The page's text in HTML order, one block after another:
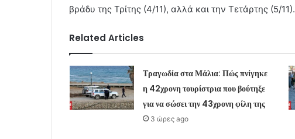
βράδυ της Τρίτης (4/11), αλλά και την Τετάρτης (5/11).
Related Articles
Τραγωδία στα Μάλια: Πώς πνίγηκε
η 42χρονη τουρίστρια που βούτηξε
για να σώσει την 43χρονη φίλη της
3 ώρες ago